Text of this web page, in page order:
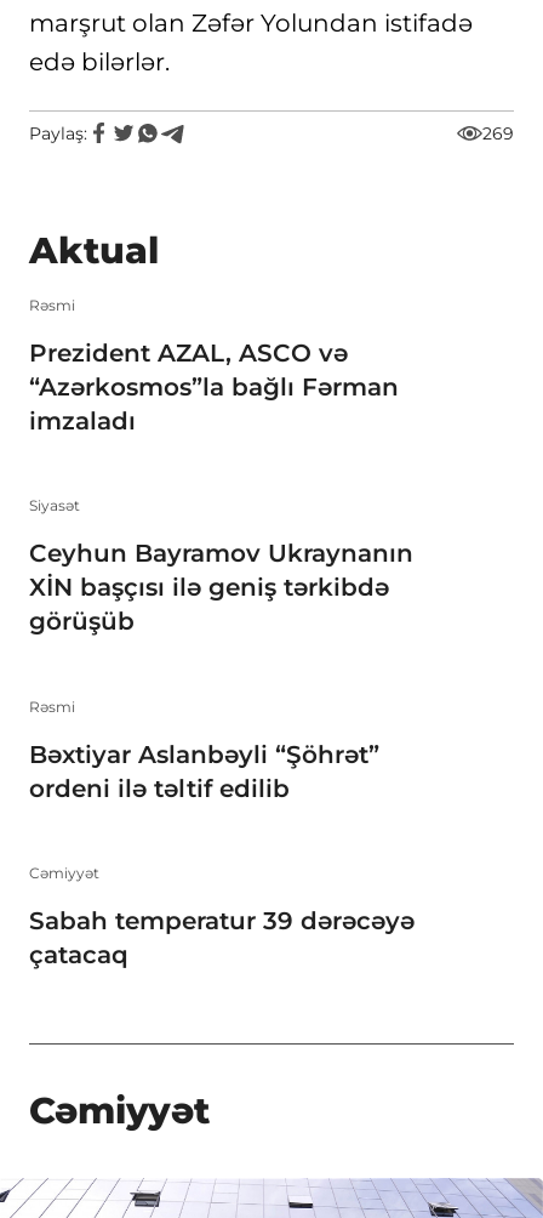
marşrut olan Zəfər Yolundan istifadə
edə bilərlər.
Paylaş: 269
Aktual
Rəsmi
Prezident AZAL, ASCO və
“Azərkosmos”la bağlı Fərman
imzaladı
Siyasət
Ceyhun Bayramov Ukraynanın
XİN başçısı ilə geniş tərkibdə
görüşüb
Rəsmi
Bəxtiyar Aslanbəyli “Şöhrət”
ordeni ilə təltif edilib
Cəmiyyət
Sabah temperatur 39 dərəcəyə
çatacaq
Cəmiyyət